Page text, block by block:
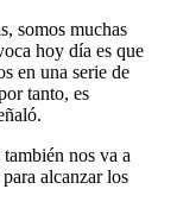
somos muchas
hoy día es que
en una serie de
tanto, es
nos va a
alcanzar los